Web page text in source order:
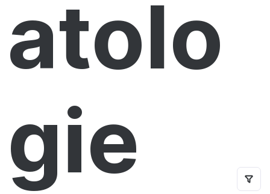
Noutăți
Locuri vacante
Contacte
RO
atolo
gie